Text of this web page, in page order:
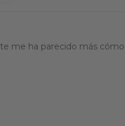
me ha parecido más